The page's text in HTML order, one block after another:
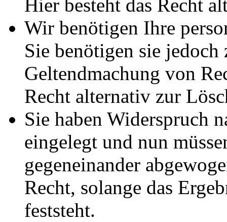
Hier besteht das Recht
Wir benötigen Ihre
Sie benötigen sie
Geltendmachung von
Recht alternativ zur
Sie haben Widerspruch
eingelegt und nun
gegeneinander
Recht, solange das
feststeht.